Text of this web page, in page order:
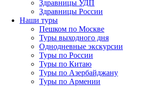
Здравницы УДП
Здравницы России
Наши туры
Пешком по Москве
Туры выходного дня
Однодневные экскурсии
Туры по России
Туры по Китаю
Туры по Азербайджану
Туры по Армении